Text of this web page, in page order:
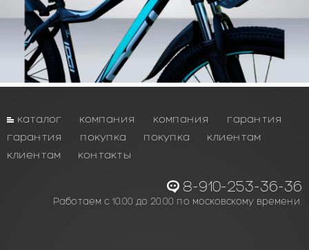
каталог компания компания
гарантия
гарантия
покупка покупка
клиентам
клиентам
контакты
8-910-253-36-36
Работаем с 10.00 до 20.00 по московскому времени.